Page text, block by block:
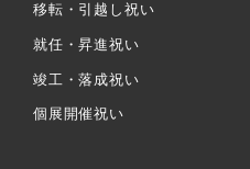
移転・引越し祝い
就任・昇進祝い
竣工・落成祝い
個展開催祝い